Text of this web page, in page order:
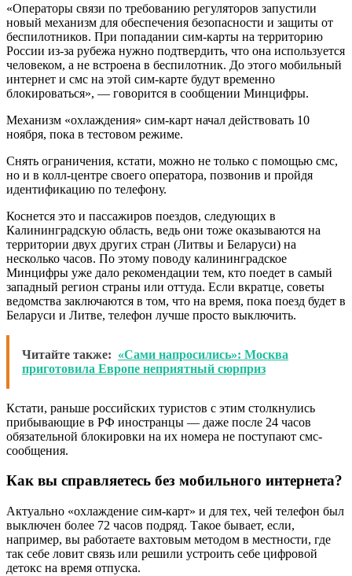
«Операторы связи по требованию регуляторов запустили
новый механизм для обеспечения безопасности и защиты от
беспилотников. При попадании сим-карты на территорию
России из-за рубежа нужно подтвердить, что она используется
человеком, а не встроена в беспилотник. До этого мобильный
интернет и смс на этой сим-карте будут временно
блокироваться», — говорится в сообщении Минцифры.
Механизм «охлаждения» сим-карт начал действовать 10
ноября, пока в тестовом режиме.
Снять ограничения, кстати, можно не только с помощью смс,
но и в колл-центре своего оператора, позвонив и пройдя
идентификацию по телефону.
Коснется это и пассажиров поездов, следующих в
Калининградскую область, ведь они тоже оказываются на
территории двух других стран (Литвы и Беларуси) на
несколько часов. По этому поводу калининградское
Минцифры уже дало рекомендации тем, кто поедет в самый
западный регион страны или оттуда. Если вкратце, советы
ведомства заключаются в том, что на время, пока поезд будет в
Беларуси и Литве, телефон лучше просто выключить.
Читайте также: «Сами напросились»: Москва
приготовила Европе неприятный сюрприз
Кстати, раньше российских туристов с этим столкнулись
прибывающие в РФ иностранцы — даже после 24 часов
обязательной блокировки на их номера не поступают смс-
сообщения.
Как вы справляетесь без мобильного интернета?
Актуально «охлаждение сим-карт» и для тех, чей телефон был
выключен более 72 часов подряд. Такое бывает, если,
например, вы работаете вахтовым методом в местности, где
так себе ловит связь или решили устроить себе цифровой
детокс на время отпуска.